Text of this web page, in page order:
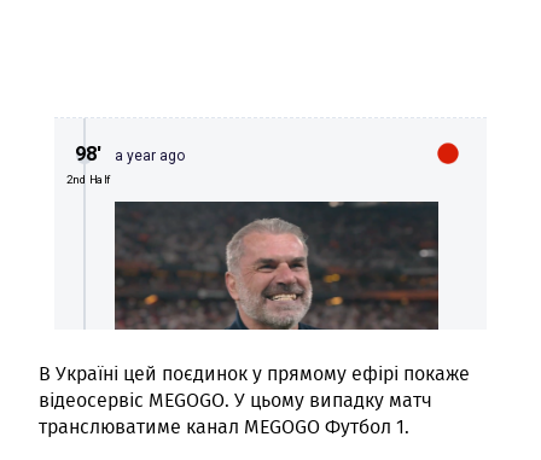
В Україні цей поєдинок у прямому ефірі покаже
відеосервіс MEGOGO. У цьому випадку матч
транслюватиме канал MEGOGO Футбол 1.